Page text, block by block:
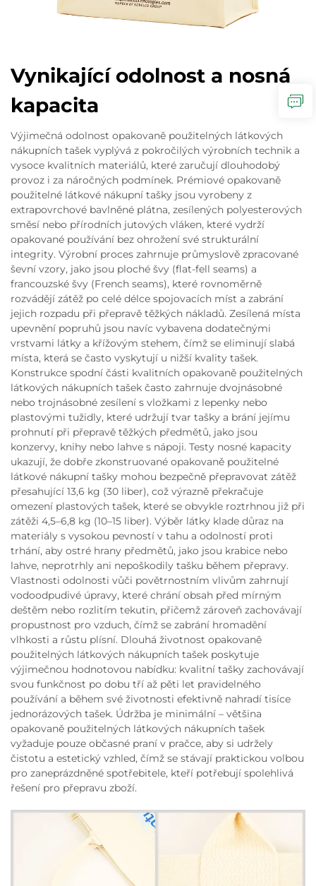
Vynikající odolnost a nosná
kapacita
Výjimečná odolnost opakovaně použitelných látkových
nákupních tašek vyplývá z pokročilých výrobních technik a
vysoce kvalitních materiálů, které zaručují dlouhodobý
provoz i za náročných podmínek. Prémiové opakovaně
použitelné látkové nákupní tašky jsou vyrobeny z
extrapovrchové bavlněné plátna, zesílených polyesterových
směsí nebo přírodních jutových vláken, které vydrží
opakované používání bez ohrožení své strukturální
integrity. Výrobní proces zahrnuje průmyslově zpracované
ševní vzory, jako jsou ploché švy (flat-fell seams) a
francouzské švy (French seams), které rovnoměrně
rozvádějí zátěž po celé délce spojovacích míst a zabrání
jejich rozpadu při přepravě těžkých nákladů. Zesílená místa
upevnění popruhů jsou navíc vybavena dodatečnými
vrstvami látky a křížovým stehem, čímž se eliminují slabá
místa, která se často vyskytují u nižší kvality tašek.
Konstrukce spodní části kvalitních opakovaně použitelných
látkových nákupních tašek často zahrnuje dvojnásobné
nebo trojnásobné zesílení s vložkami z lepenky nebo
plastovými tužidly, které udržují tvar tašky a brání jejímu
prohnutí při přepravě těžkých předmětů, jako jsou
konzervy, knihy nebo lahve s nápoji. Testy nosné kapacity
ukazují, že dobře zkonstruované opakovaně použitelné
látkové nákupní tašky mohou bezpečně přepravovat zátěž
přesahující 13,6 kg (30 liber), což výrazně překračuje
omezení plastových tašek, které se obvykle roztrhnou již při
zátěži 4,5–6,8 kg (10–15 liber). Výběr látky klade důraz na
materiály s vysokou pevností v tahu a odolností proti
trhání, aby ostré hrany předmětů, jako jsou krabice nebo
lahve, neprotrhly ani nepoškodily tašku během přepravy.
Vlastnosti odolnosti vůči povětrnostním vlivům zahrnují
vodoodpudivé úpravy, které chrání obsah před mírným
deštěm nebo rozlitím tekutin, přičemž zároveň zachovávají
propustnost pro vzduch, čímž se zabrání hromadění
vlhkosti a růstu plísní. Dlouhá životnost opakovaně
použitelných látkových nákupních tašek poskytuje
výjimečnou hodnotovou nabídku: kvalitní tašky zachovávají
svou funkčnost po dobu tří až pěti let pravidelného
používání a během své životnosti efektivně nahradí tisíce
jednorázových tašek. Údržba je minimální – většina
opakovaně použitelných látkových nákupních tašek
vyžaduje pouze občasné praní v pračce, aby si udržely
čistotu a estetický vzhled, čímž se stávají praktickou volbou
pro zaneprázdněné spotřebitele, kteří potřebují spolehlivá
řešení pro přepravu zboží.